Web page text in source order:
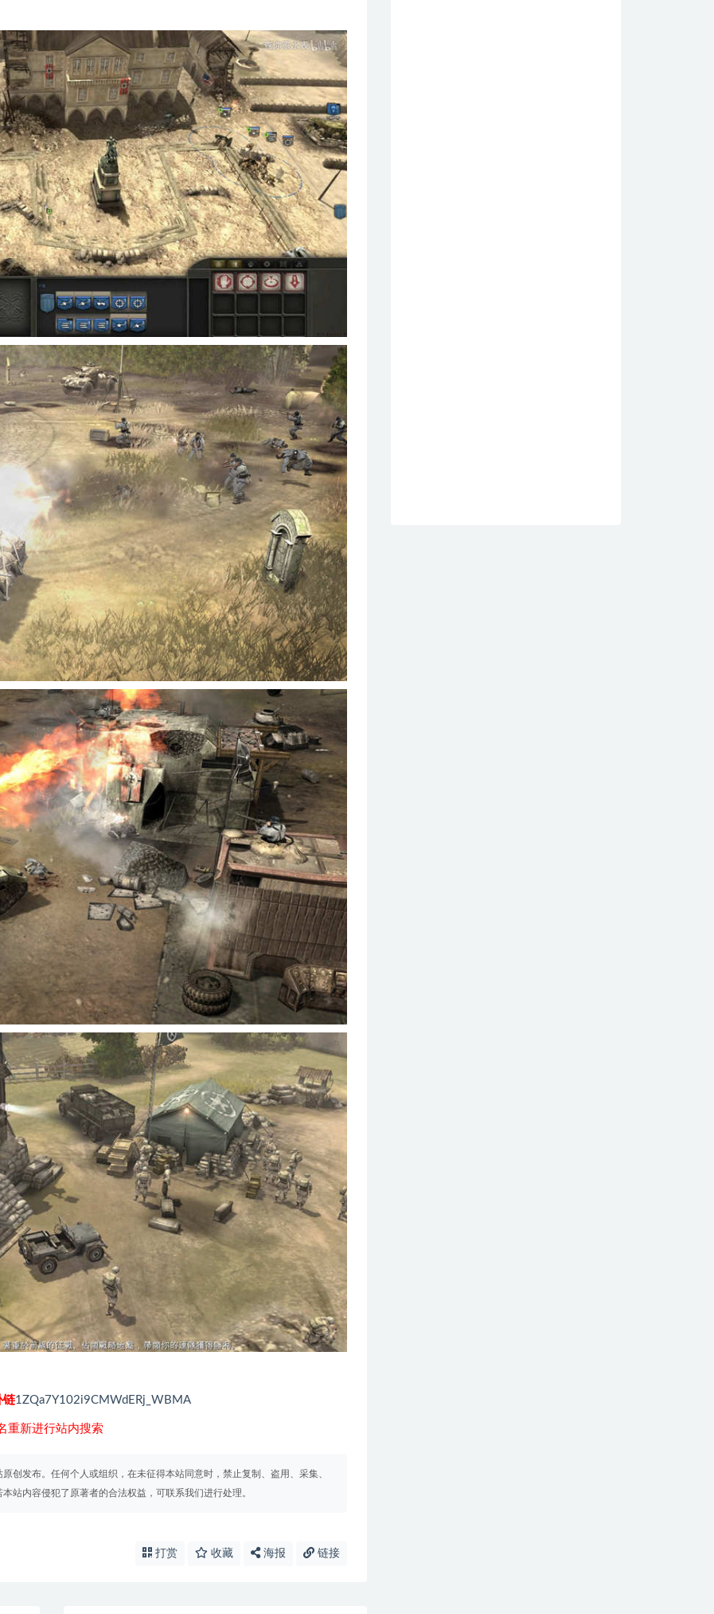
链1ZQa7Y102i9CMWdERj_WBMA
重新进行站内搜索
创发布。任何个人或组织，在未征得本站同意时，禁止复制、盗用、采集、
站内容侵犯了原著者的合法权益，可联系我们进行处理。
打赏 收藏 海报 链接